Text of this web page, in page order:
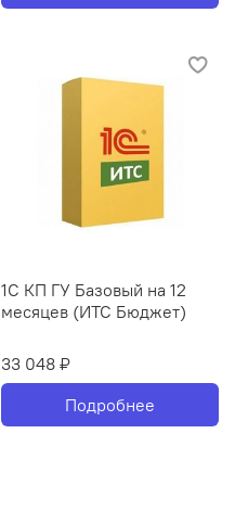
1С КП ГУ Базовый на 12
месяцев (ИТС Бюджет)
33 048 ₽
Подробнее